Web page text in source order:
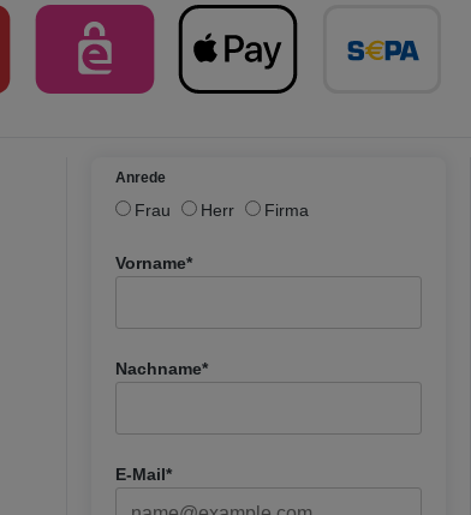
Anrede
Frau Herr Firma
Vorname*
Nachname*
E-Mail*